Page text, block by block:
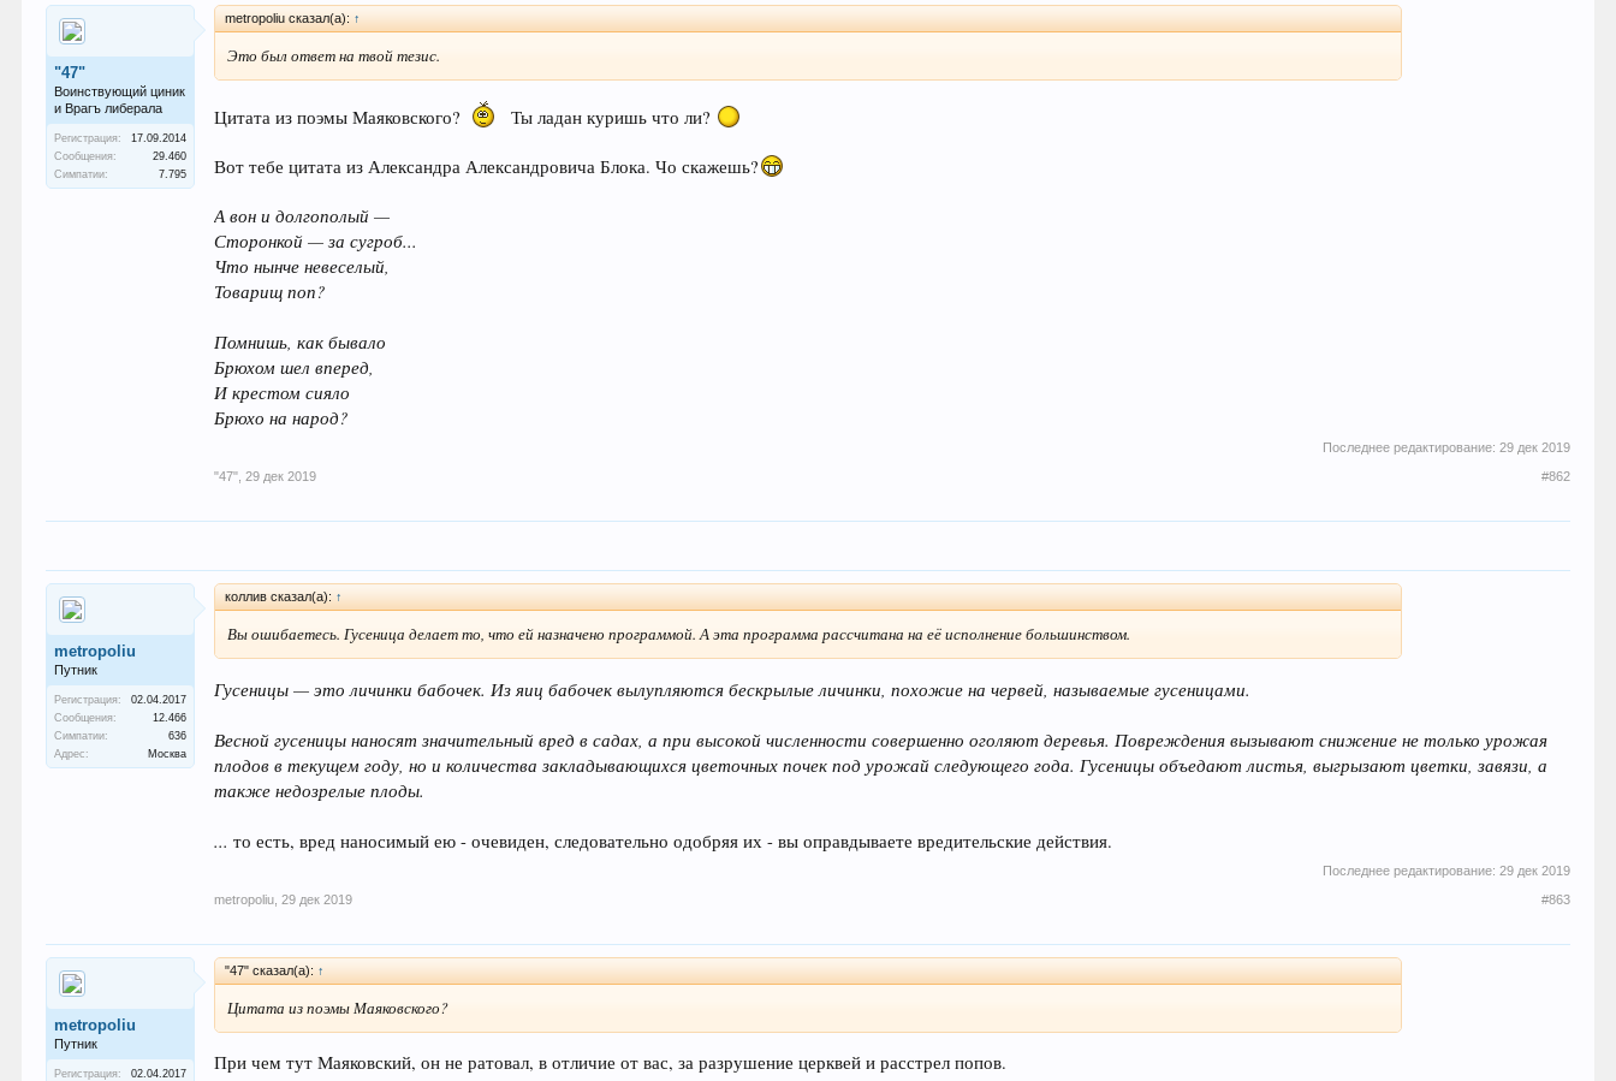
"47"
Воинствующий циник
и Врагъ либерала
Регистрация:
17.09.2014
Сообщения:
29.460
Симпатии:
7.795
metropoliu сказал(а): ↑
Это был ответ на твой тезис.
Цитата из поэмы Маяковского? Ты ладан куришь что ли?
Вот тебе цитата из Александра Александровича Блока. Чо скажешь?
А вон и долгополый —
Сторонкой — за сугроб...
Что нынче невеселый,
Товарищ поп?
Помнишь, как бывало
Брюхом шел вперед,
И крестом сияло
Брюхо на народ?
Последнее редактирование: 29 дек 2019
"47" 29 дек 2019 #862
metropoliu
Путник
Регистрация:
02.04.2017
Сообщения:
12.466
Симпатии:
636
Адрес:
Москва
коллив сказал(а): ↑
Вы ошибаетесь. Гусеница делает то, что ей назначено программой. А эта программа рассчитана на её исполнение большинством.
Гусеницы — это личинки бабочек. Из яиц бабочек вылупляются бескрылые личинки, похожие на червей, называемые гусеницами.
Весной гусеницы наносят значительный вред в садах, а при высокой численности совершенно оголяют деревья. Повреждения вызывают снижение не только урожая
плодов в текущем году, но и количества закладывающихся цветочных почек под урожай следующего года. Гусеницы объедают листья, выгрызают цветки, завязи, а
также недозрелые плоды.
...то есть, вред наносимый ею - очевиден, следовательно одобряя их - вы оправдываете вредительские действия.
Последнее редактирование: 29 дек 2019
metropoliu 29 дек 2019 #863
metropoliu
Путник
Регистрация:
02.04.2017
"47" сказал(а): ↑
Цитата из поэмы Маяковского?
При чем тут Маяковский, он не ратовал, в отличие от вас, за разрушение церквей и расстрел попов.